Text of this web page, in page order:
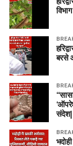
बरसे
संदेश|